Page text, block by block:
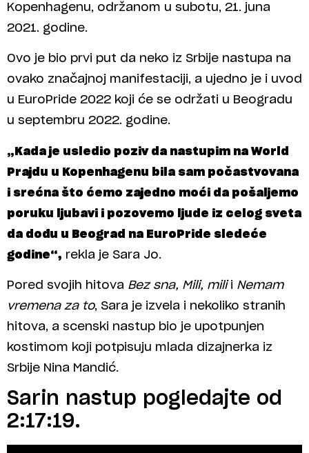
Kopenhagenu, održanom u subotu, 21. juna
2021. godine.
Ovo je bio prvi put da neko iz Srbije nastupa na
ovako značajnoj manifestaciji, a ujedno je i uvod
u EuroPride 2022 koji će se održati u Beogradu
u septembru 2022. godine.
„Kada je usledio poziv da nastupim na World
Prajdu u Kopenhagenu bila sam počastvovana
i srećna što ćemo zajedno moći da pošaljemo
poruku ljubavi i pozovemo ljude iz celog sveta
da dođu u Beograd na EuroPride sledeće
godine“, rekla je Sara Jo.
Pored svojih hitova Bez sna, Mili, milii Nemam
vremena za to, Sara je izvela i nekoliko stranih
hitova, a scenski nastup bio je upotpunjen
kostimom koji potpisuju mlada dizajnerka iz
Srbije Nina Mandić.
Sarin nastup pogledajte od
2:17:19.